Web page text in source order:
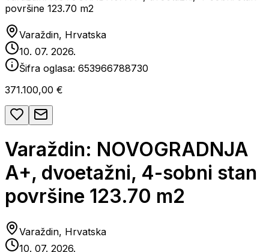
površine 123.70 m2
Varaždin, Hrvatska
10. 07. 2026.
Šifra oglasa: 653966788730
371.100,00 €
Varaždin: NOVOGRADNJA
A+, dvoetažni, 4-sobni stan
površine 123.70 m2
Varaždin, Hrvatska
10. 07. 2026.